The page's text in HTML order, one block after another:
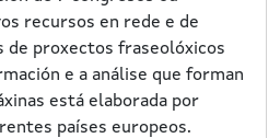
recursos en rede e de
de proxectos fraseolóxicos
e a análise que forman
está elaborada por
países europeos.